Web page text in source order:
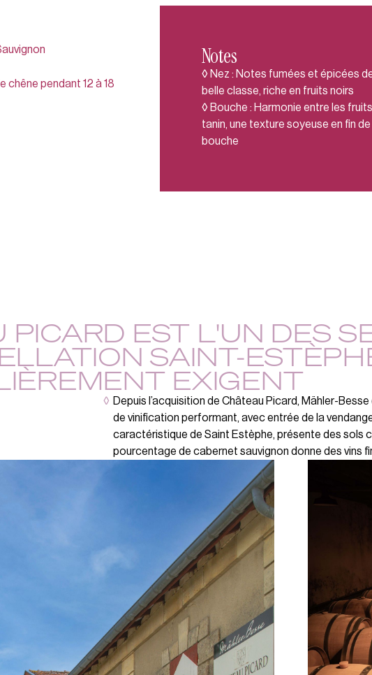
chêne pendant 12 à 18
Notes
◊ Nez : Notes fumées et épicées
belle classe, riche en fruits noirs
◊ Bouche : Harmonie entre les
tanin, une texture soyeuse en fin de
bouche
PICARD EST L'UN DES
SAINT-
EXIGENT
◊ Depuis l’acquisition de Château Picard, Mähler-
de vinification performant, avec entrée de la
caractéristique de Saint Estèphe, présente des sols
pourcentage de cabernet sauvignon donne des vins